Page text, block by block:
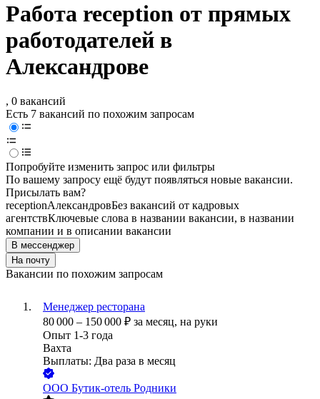
Работа reception от прямых
работодателей в
Александрове
, 0 вакансий
Есть 7 вакансий по похожим запросам
Попробуйте изменить запрос или фильтры
По вашему запросу ещё будут появляться новые вакансии.
Присылать вам?
receptionАлександровБез вакансий от кадровых
агентствКлючевые слова в названии вакансии, в названии
компании и в описании вакансии
В мессенджер
На почту
Вакансии по похожим запросам
Менеджер ресторана
80 000 – 150 000 ₽ за месяц, на руки
Опыт 1-3 года
Вахта
Выплаты: Два раза в месяц
ООО Бутик-отель Родники